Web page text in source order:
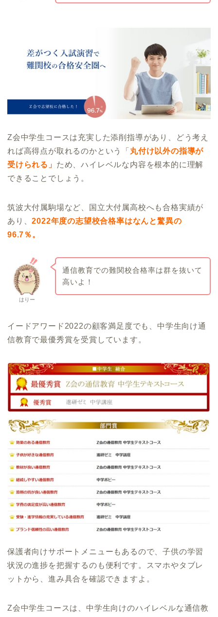
Z会中学生コースは充実した添削指導があり、どう考え
れば高得点が取れるのかという「 丸付け以外の指導が
受けられる」 ため、ハイレベルな内容を根本的に理解
できることでしょう。
筑波大付属駒場など、国立大付属高校へも合格実績が
あり、2022年度の志望校合格率はなんと驚異の
96.7％。
はりー
通信教育での難関校合格率は群を抜いて
高いよ！
イードアワード2022の顧客満足度でも、中学生向け通
信教育で最優秀賞を受賞しています。
保護者向けサポートメニューもあるので、子供の学習
状況の進捗を把握するのも便利です。スマホやタブレ
ットから、進み具合を確認できますよ。
Z会中学生コースは、中学生向けのハイレベルな通信教